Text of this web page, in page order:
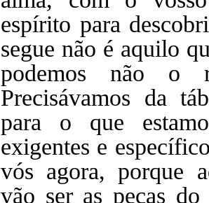
espírito para
segue não é aquilo
podemos não o
Precisávamos da
para o que
exigentes e
vós agora, porque
vão ser as peças